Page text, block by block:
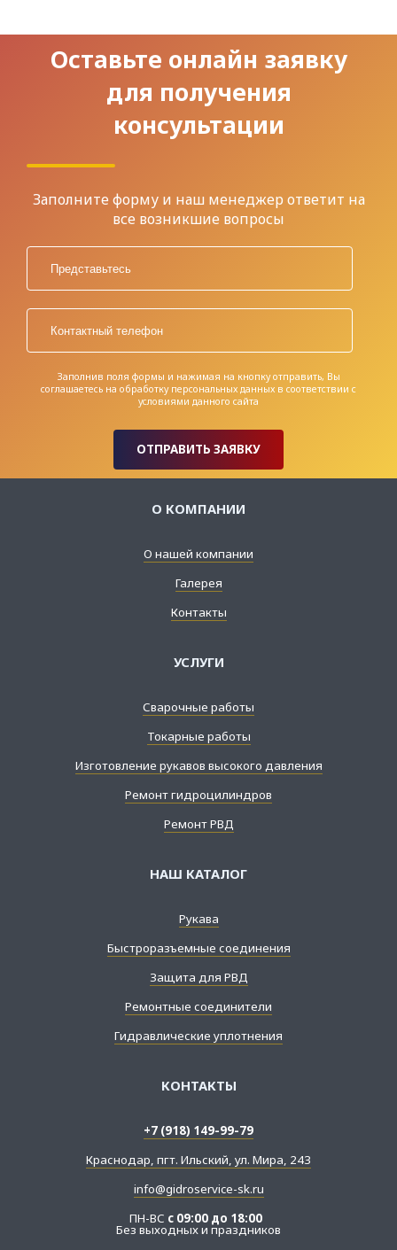
Оставьте онлайн заявку
для получения
консультации
Заполните форму и наш менеджер ответит на
все возникшие вопросы
Заполнив поля формы и нажимая на кнопку отправить, Вы
соглашаетесь на обработку персональных данных в соответствии с
условиями данного сайта
ОТПРАВИТЬ ЗАЯВКУ
О КОМПАНИИ
О нашей компании
Галерея
Контакты
УСЛУГИ
Сварочные работы
Токарные работы
Изготовление рукавов высокого давления
Ремонт гидроцилиндров
Ремонт РВД
НАШ КАТАЛОГ
Рукава
Быстроразъемные соединения
Защита для РВД
Ремонтные соединители
Гидравлические уплотнения
КОНТАКТЫ
+7 (918) 149-99-79
Краснодар, пгт. Ильский, ул. Мира, 243
info@gidroservice-sk.ru
ПН-ВС с 09:00 до 18:00
Без выходных и праздников